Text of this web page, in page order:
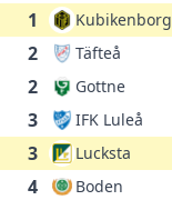
1 Kubikenborg
2 Täfteå
2 Gottne
3 IFK Luleå
3 Lucksta
4 Boden